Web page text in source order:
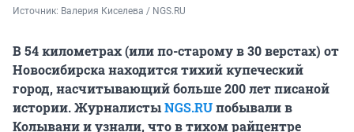
Источник: Валерия Киселева / NGS.RU
В 54 километрах (или по-старому в 30 верстах) от
Новосибирска находится тихий купеческий
город, насчитывающий больше 200 лет писаной
истории. ЖурналистыNGS.RUпобывали в
Колывани и узнали, что в тихом райцентре